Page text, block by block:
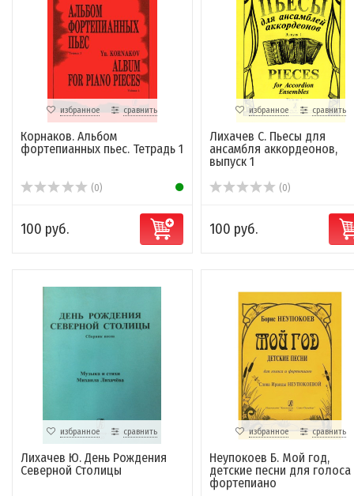
избранное сравнить
Корнаков. Альбом
фортепианных пьес. Тетрадь 1
(0)
100 руб.
избранное сравнить
Лихачев С. Пьесы для
ансамбля аккордеонов,
выпуск 1
(0)
100 руб.
избранное сравнить
Лихачев Ю. День Рождения
Северной Столицы
избранное сравнить
Неупокоев Б. Мой год,
детские песни для голоса
фортепиано